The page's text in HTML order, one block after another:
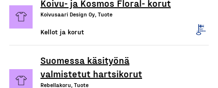
Koivu- ja Kosmos Floral- korut
Koivusaari Design Oy, Tuote
Kellot ja korut
Suomessa käsityönä
valmistetut hartsikorut
Rebellakoru, Tuote